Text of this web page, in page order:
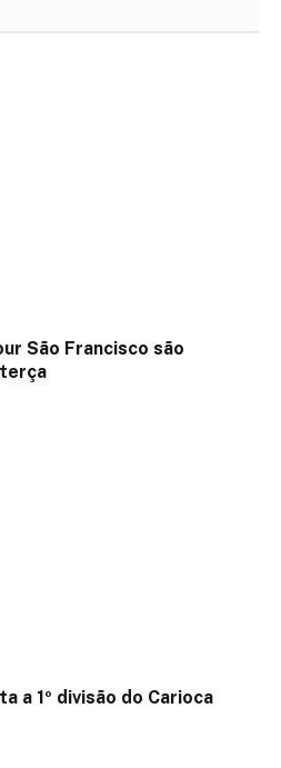
São Francisco são
a 1º divisão do Carioca